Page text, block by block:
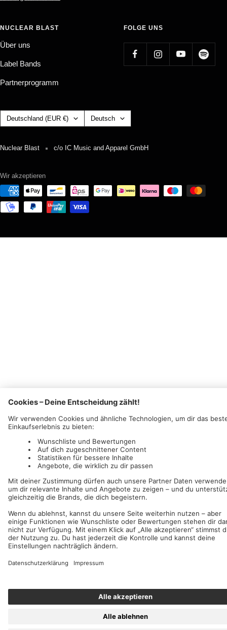
NUCLEAR BLAST
Über uns
Label Bands
Partnerprogramm
FOLGE UNS
Land/Region Deutschland (EUR €) Sprache
Deutsch
Nuclear Blast c/o IC Music and Apparel GmbH
Wir akzeptieren